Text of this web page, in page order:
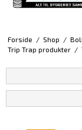
Forside / Shop /
Trip Trap produkter /